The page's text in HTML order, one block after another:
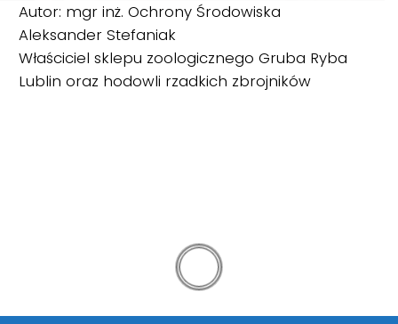
Autor: mgr inż. Ochrony Środowiska
Aleksander Stefaniak
Właściciel sklepu zoologicznego Gruba Ryba
Lublin oraz hodowli rzadkich zbrojników